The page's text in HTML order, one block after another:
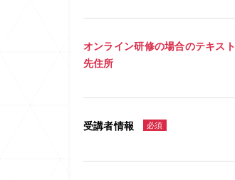
オンライン研修の場合のテキス
先住所
受講者情報 必須